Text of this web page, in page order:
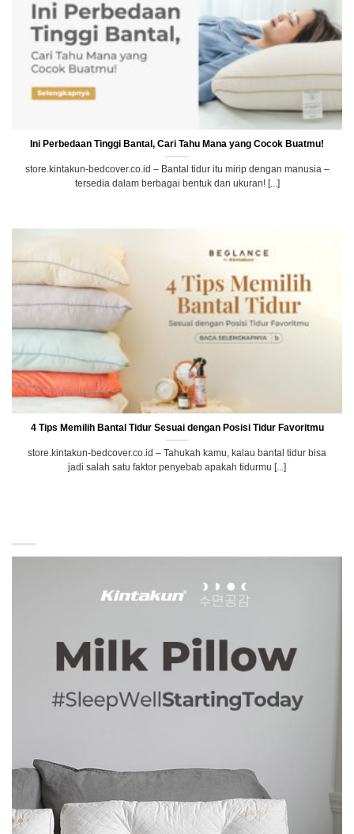
Ini Perbedaan Tinggi Bantal, Cari Tahu Mana yang Cocok Buatmu!
store.kintakun-bedcover.co.id – Bantal tidur itu mirip dengan manusia –
tersedia dalam berbagai bentuk dan ukuran! [...]
4 Tips Memilih Bantal Tidur Sesuai dengan Posisi Tidur Favoritmu
store.kintakun-bedcover.co.id – Tahukah kamu, kalau bantal tidur bisa
jadi salah satu faktor penyebab apakah tidurmu [...]